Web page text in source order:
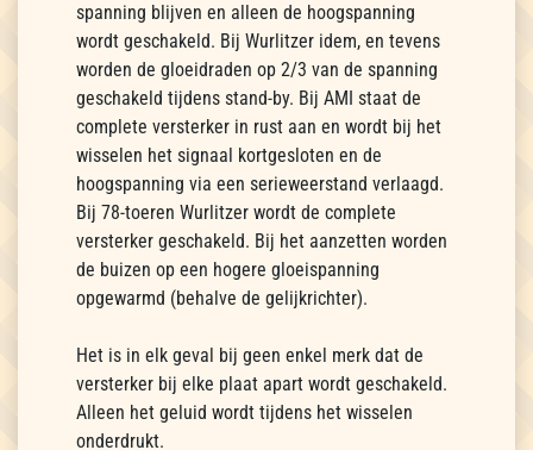
spanning blijven en alleen de hoogspanning
wordt geschakeld. Bij Wurlitzer idem, en tevens
worden de gloeidraden op 2/3 van de spanning
geschakeld tijdens stand-by. Bij AMI staat de
complete versterker in rust aan en wordt bij het
wisselen het signaal kortgesloten en de
hoogspanning via een serieweerstand verlaagd.
Bij 78-toeren Wurlitzer wordt de complete
versterker geschakeld. Bij het aanzetten worden
de buizen op een hogere gloeispanning
opgewarmd (behalve de gelijkrichter).
Het is in elk geval bij geen enkel merk dat de
versterker bij elke plaat apart wordt geschakeld.
Alleen het geluid wordt tijdens het wisselen
onderdrukt.